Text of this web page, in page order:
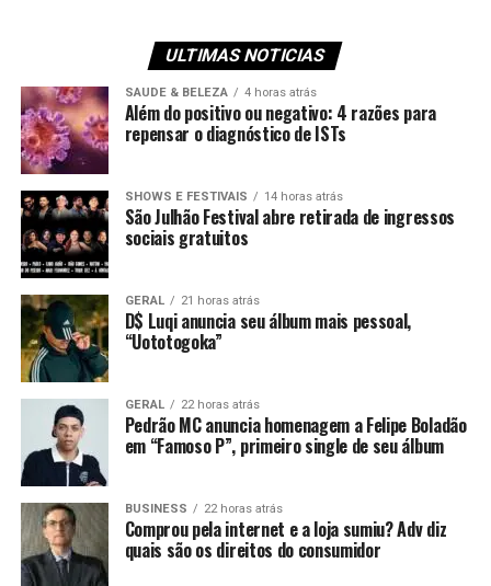
ULTIMAS NOTICIAS
SAUDE & BELEZA 4 horas atrás
Além do positivo ou negativo: 4 razões para
repensar o diagnóstico de ISTs
SHOWS E FESTIVAIS 14 horas atrás
São Julhão Festival abre retirada de ingressos
sociais gratuitos
GERAL 21 horas atrás
D$ Luqi anuncia seu álbum mais pessoal,
“Uototogoka”
GERAL 22 horas atrás
Pedrão MC anuncia homenagem a Felipe Boladão
em “Famoso P”, primeiro single de seu álbum
BUSINESS 22 horas atrás
Comprou pela internet e a loja sumiu? Adv diz
quais são os direitos do consumidor